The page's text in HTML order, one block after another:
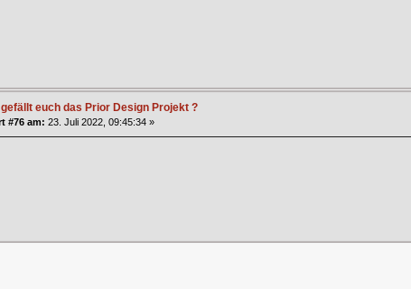
gefällt euch das Prior Design Projekt ?
#76 am: 23. Juli 2022, 09:45:34 »